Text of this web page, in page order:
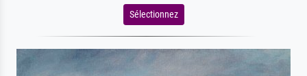
Sélectionnez